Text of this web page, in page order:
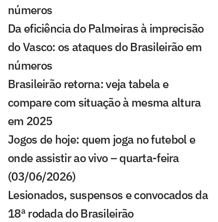
números
Da eficiência do Palmeiras à imprecisão
do Vasco: os ataques do Brasileirão em
números
Brasileirão retorna: veja tabela e
compare com situação à mesma altura
em 2025
Jogos de hoje: quem joga no futebol e
onde assistir ao vivo – quarta-feira
(03/06/2026)
Lesionados, suspensos e convocados da
18ª rodada do Brasileirão